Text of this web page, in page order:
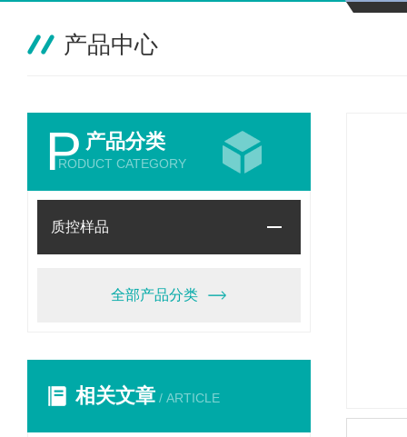
产品中心
P 产品分类
RODUCT CATEGORY
质控样品
全部产品分类
相关文章 / ARTICLE